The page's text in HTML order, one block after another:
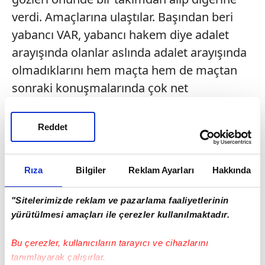
Rıza Bilgiler Reklam Ayarları Hakkında
"Sitelerimizde reklam ve pazarlama faaliyetlerinin
yürütülmesi amaçları ile çerezler kullanılmaktadır.
Bu çerezler, kullanıcıların tarayıcı ve cihazlarını
tanımlayarak çalışırlar.
Reddet
verdi. Amaçlarına ulaştılar. Başından beri
yabancı VAR, yabancı hakem diye adalet
arayışında olanlar aslında adalet arayışında
olmadıklarını hem maçta hem de maçtan
sonraki konuşmalarında çok net
İbrahim Hatipoğlu: "Sezon başında, geçen
seneki gibi VAR'da yabancı hakem olmasını
destekledik. Temel kriterimiz, iyi hakem.
Herkesin tartışmasız, otoritesinden emin
olacağı, üst ligde referansı olan hakemden
bahsettik. Yabancı olsun, ne olursa olsun,
bizim desteklediğimiz bir argüman olmadı."